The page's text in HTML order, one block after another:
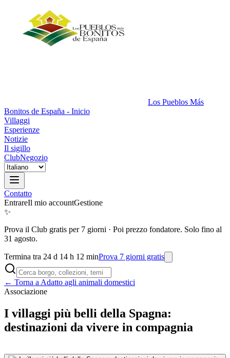
Los Pueblos Más
Bonitos de España - Inicio
Villaggi
Esperienze
Notizie
Il sigillo
ClubNegozio
Contatto
EntrareIl mio accountGestione
✨
Prova il Club gratis per 7 giorni · Poi prezzo fondatore. Solo fino al
31 agosto.
Termina tra 24 d 14 h 12 minProva 7 giorni gratis
← Torna a Adatto agli animali domestici
Associazione
I villaggi più belli della Spagna:
destinazioni da vivere in compagnia